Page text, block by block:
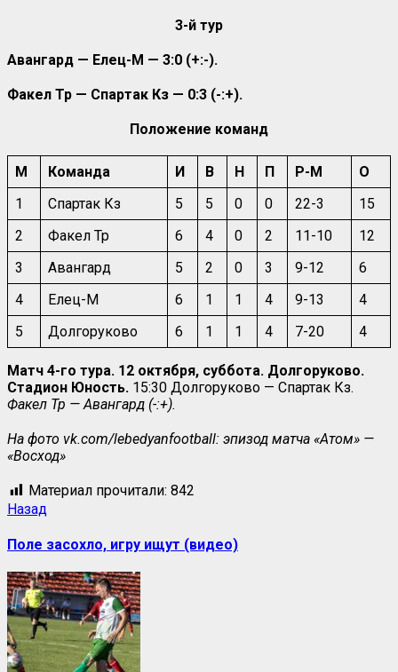
3-й тур
Авангард — Елец-М — 3:0 (+:-).
Факел Тр — Спартак Кз — 0:3 (-:+).
Положение команд
М Команда И В Н П Р-М
О
1
Спартак Кз 5 5 0 0 22-3
15
2
Факел Тр 6 4 0 2 11-10
12
3
Авангард 5 2 0 3 9-12
6
4
Елец-М 6 1 1 4 9-13
4
5
Долгоруково 6 1 1 4 7-20 4
Матч 4-го тура. 12 октября, суббота. Долгоруково.
Стадион Юность. 15:30 Долгоруково — Спартак Кз.
Факел Тр — Авангард (-:+).
На фото vk.com/lebedyanfootball: эпизод матча «Атом» —
«Восход»
Материал прочитали: 842
Назад
Поле засохло, игру ищут (видео)